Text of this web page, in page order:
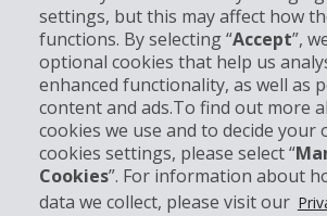
settings, but this may affect how
functions. By selecting “Accept”,
optional cookies that help us
enhanced functionality, as well as
content and ads.To find out more
cookies we use and to decide your
cookies settings, please select “
Cookies”. For information about
data we collect, please visit our
Partner
Kundenservice
Mieten bei Hertz